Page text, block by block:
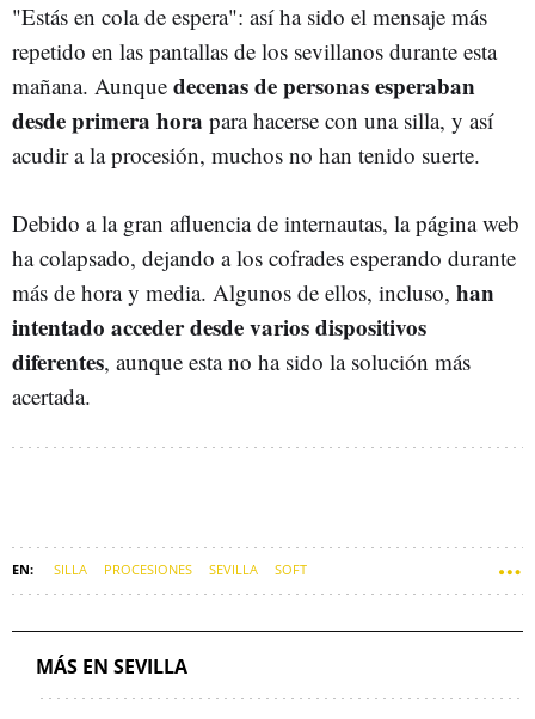
"Estás en cola de espera": así ha sido el mensaje más
repetido en las pantallas de los sevillanos durante esta
mañana. Aunque decenas de personas esperaban
desde primera hora para hacerse con una silla, y así
acudir a la procesión, muchos no han tenido suerte.
Debido a la gran afluencia de internautas, la página web
ha colapsado, dejando a los cofrades esperando durante
más de hora y media. Algunos de ellos, incluso, han
intentado acceder desde varios dispositivos
diferentes, aunque esta no ha sido la solución más
acertada.
SILLA PROCESIONES SEVILLA SOFT
MÁS EN SEVILLA